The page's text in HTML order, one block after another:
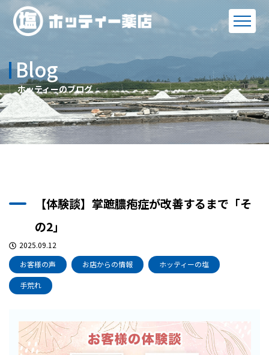
Blog
ホッティーのブログ
【体験談】掌蹠膿疱症が改善するまで「そ
の2」
2025.09.12
お客様の声
お店からの情報 ホッティーの塩
手荒れ